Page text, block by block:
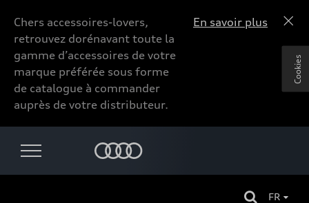
Chers accessoires-lovers,
retrouvez dorénavant toute la
gamme d’accessoires de votre
marque préférée sous forme
de catalogue à commander
auprès de votre distributeur.
En savoir plus
FR
Cookies